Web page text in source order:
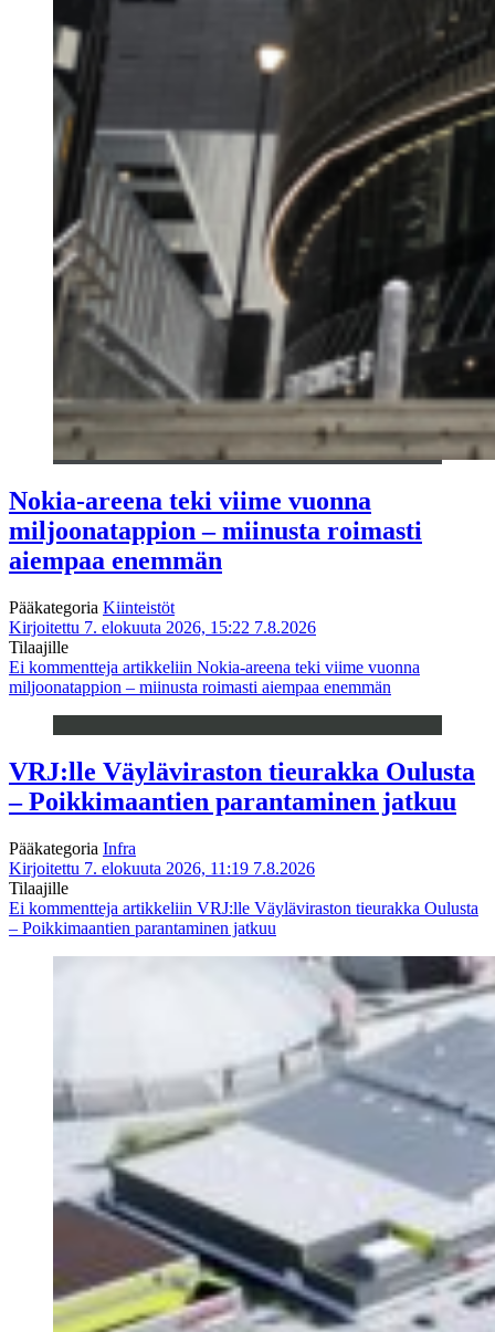
Nokia-areena teki viime vuonna
miljoonatappion – miinusta roimasti
aiempaa enemmän
Pääkategoria Kiinteistöt
Kirjoitettu 7. elokuuta 2026, 15:22 7.8.2026
Tilaajille
Ei kommentteja artikkeliin Nokia-areena teki viime vuonna
miljoonatappion – miinusta roimasti aiempaa enemmän
VRJ:lle Väyläviraston tieurakka Oulusta
– Poikkimaantien parantaminen jatkuu
Pääkategoria Infra
Kirjoitettu 7. elokuuta 2026, 11:19 7.8.2026
Tilaajille
Ei kommentteja artikkeliin VRJ:lle Väyläviraston tieurakka Oulusta
– Poikkimaantien parantaminen jatkuu